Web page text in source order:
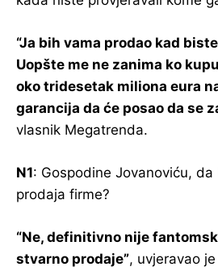
“Ja bih vama prodao kad
Uopšte me ne zanima ko
oko tridesetak miliona eura
garancija da će posao da se
vlasnik Megatrenda.
N1: Gospodine Jovanoviću,
prodaja firme?
“Ne, definitivno nije
stvarno prodaje”, uvjeravao